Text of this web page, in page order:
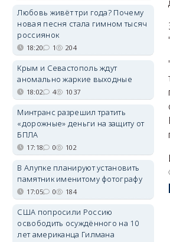
Любовь живёт три года? Почему
новая песня стала гимном тысяч
россиянок
18:20 1 204
Крым и Севастополь ждут
аномально жаркие выходные
18:02 4 1037
Минтранс разрешил тратить
«дорожные» деньги на защиту от
БПЛА
17:18 0 102
В Алупке планируют установить
памятник именитому фотографу
17:05 0 184
США попросили Россию
освободить осуждённого на 10
лет американца Гилмана